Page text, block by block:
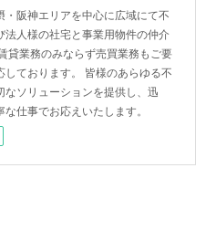
・阪神エリアを中心に広域にて不
法人様の社宅と事業用物件の仲介
貸業務のみならず売買業務もご要
しております。 皆様のあらゆる不
なソリューションを提供し、迅
仕事でお応えいたします。